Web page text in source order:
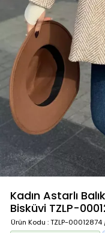
Kadın Astarlı
Bisküvi TZLP-
Ürün Kodu : TZLP-00012874